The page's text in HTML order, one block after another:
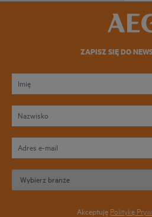
ZAPISZ SIĘ DO
Akceptuję Politykę